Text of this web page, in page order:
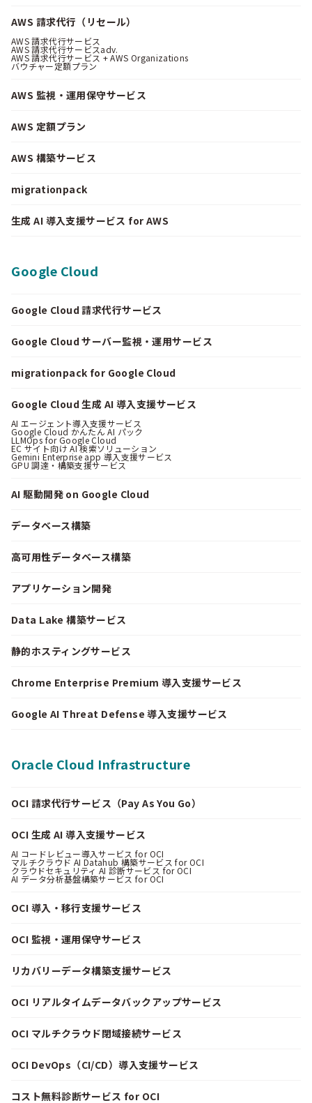
AWS 請求代行（リセール）
AWS 請求代行サービス
AWS 請求代行サービスadv.
AWS 請求代行サービス + AWS Organizations
バウチャー定額プラン
AWS 監視・運用保守サービス
AWS 定額プラン
AWS 構築サービス
migrationpack
生成 AI 導入支援サービス for AWS
Google Cloud
Google Cloud 請求代行サービス
Google Cloud サーバー監視・運用サービス
migrationpack for Google Cloud
Google Cloud 生成 AI 導入支援サービス
AI エージェント導入支援サービス
Google Cloud かんたん AI パック
LLMOps for Google Cloud
EC サイト向け AI 検索ソリューション
Gemini Enterprise app 導入支援サービス
GPU 調達・構築支援サービス
AI 駆動開発 on Google Cloud
データベース構築
高可用性データベース構築
アプリケーション開発
Data Lake 構築サービス
静的ホスティングサービス
Chrome Enterprise Premium 導入支援サービス
Google AI Threat Defense 導入支援サービス
Oracle Cloud Infrastructure
OCI 請求代行サービス（Pay As You Go）
OCI 生成 AI 導入支援サービス
AI コードレビュー導入サービス for OCI
マルチクラウド AI Datahub 構築サービス for OCI
クラウドセキュリティ AI 診断サービス for OCI
AI データ分析基盤構築サービス for OCI
OCI 導入・移行支援サービス
OCI 監視・運用保守サービス
リカバリーデータ構築支援サービス
OCI リアルタイムデータバックアップサービス
OCI マルチクラウド閉域接続サービス
OCI DevOps（CI/CD）導入支援サービス
コスト無料診断サービス for OCI